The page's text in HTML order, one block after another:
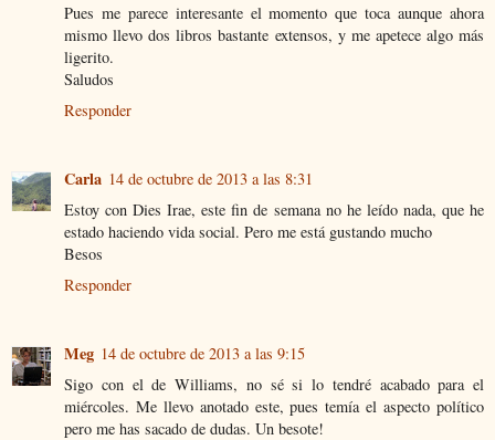
Pues me parece interesante el momento que toca aunque ahora
mismo llevo dos libros bastante extensos, y me apetece algo más
ligerito.
Saludos
Responder
Carla 14 de octubre de 2013 a las 8:31
Estoy con Dies Irae, este fin de semana no he leído nada, que he
estado haciendo vida social. Pero me está gustando mucho
Besos
Responder
Meg 14 de octubre de 2013 a las 9:15
Sigo con el de Williams, no sé si lo tendré acabado para el
miércoles. Me llevo anotado este, pues temía el aspecto político
pero me has sacado de dudas. Un besote!